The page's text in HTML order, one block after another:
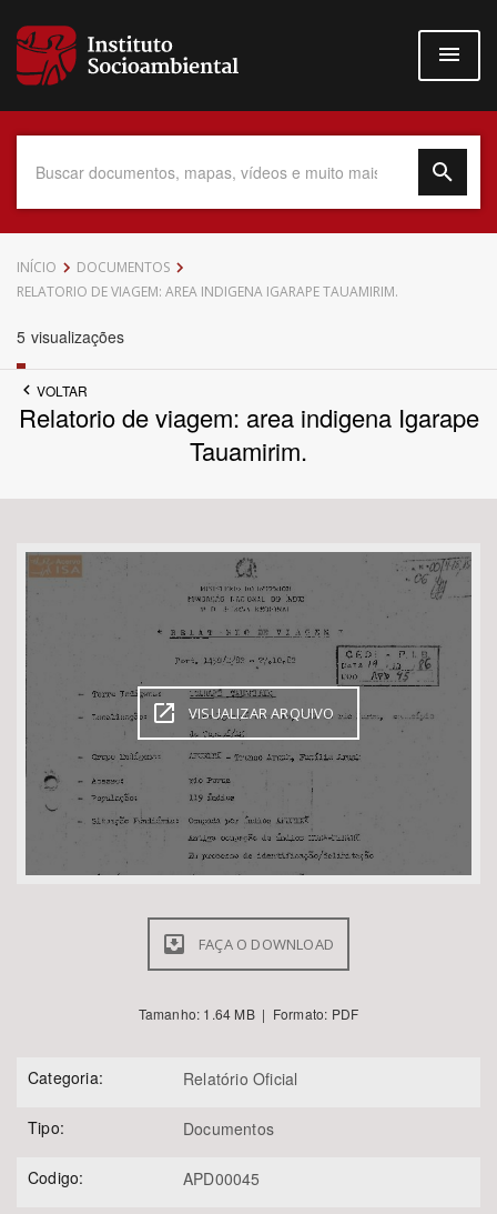
para
conteúdo
Data do Documento
Até
Bioma / Bacia
Subtema
Área de Levantamento
Área Protegida
INÍCIO
DOCUMENTOS
RELATORIO DE VIAGEM: AREA INDIGENA IGARAPE TAUAMIRIM.
5 visualizações
VOLTAR
Relatorio de viagem: area indigena Igarape
Tauamirim.
VISUALIZAR ARQUIVO
FAÇA O DOWNLOAD
Tamanho: 1.64 MB | Formato: PDF
Categoria: Relatório Oficial
Tipo: Documentos
Codigo: APD00045